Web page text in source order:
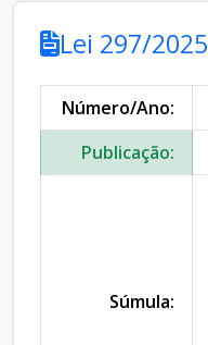
Lei 297/2025
Número/Ano:
Publicação:
Súmula: